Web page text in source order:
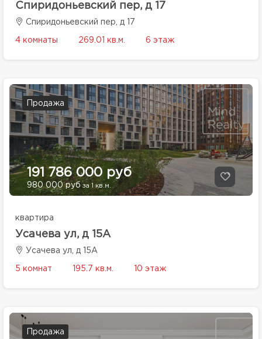
Спиридоньевский пер, д 17
Спиридоньевский пер, д 17
4 комнаты 269.01 кв.м. 6 этаж
Продажа
191 786 000 руб
980 000 руб за 1 кв.м.
квартира
Усачева ул, д 15А
Усачева ул, д 15А
5 комнат 195.7 кв.м. 10 этаж
Продажа